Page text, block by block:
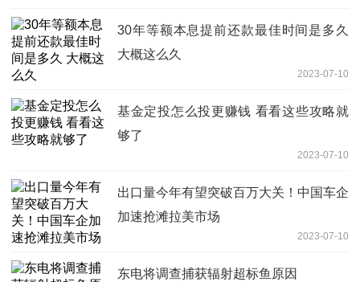
30年等额本息提前还款最佳时间是多久
大概这么久
2023-07-10
基金定投怎么投更赚钱 看看这些攻略就
够了
2023-07-10
出口量今年有望突破百万大关！中国车企
加速抢滩拉美市场
2023-07-10
东电将调查捕获辐射超标鱼原因